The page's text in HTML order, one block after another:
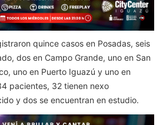
quince casos en Posadas, seis
dos en Campo Grande, uno en San
uno en Puerto Iguazú y uno en
pacientes, 32 tienen nexo
y dos se encuentran en estudio.